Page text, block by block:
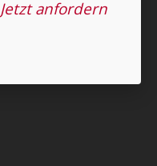
Jetzt anfordern